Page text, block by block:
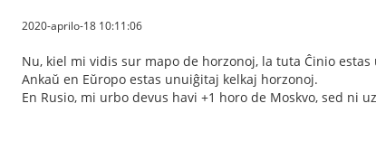
2020-aprilo-18 10:11:06
Nu, kiel mi vidis sur mapo de horzonoj, la tuta Ĉinio
Ankaŭ en Eŭropo estas unuiĝitaj kelkaj horzonoj.
En Rusio, mi urbo devus havi +1 horo de Moskvo, sed ni